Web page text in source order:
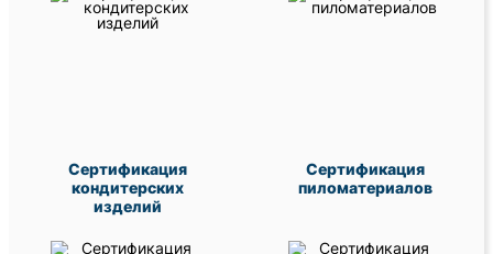
Сертификация
кондитерских
изделий
Сертификация
пиломатериалов